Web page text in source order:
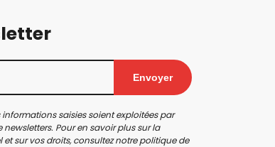
Envoyer
saisies soient exploitées par
Pour en savoir plus sur la
sur vos droits, consultez notrepolitique de